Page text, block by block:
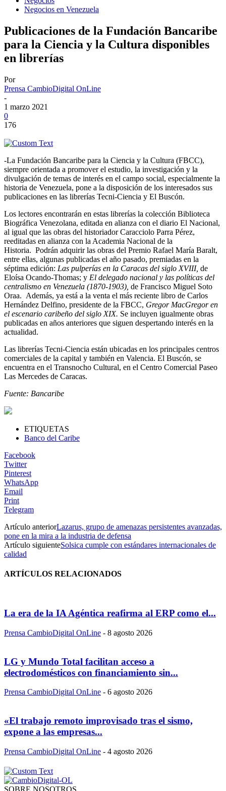
Negocios en Venezuela
Publicaciones de la Fundación Bancaribe
para la Ciencia y la Cultura disponibles
en librerías
Por
Prensa CambioDigital OnLine
-
1 marzo 2021
0
176
-La Fundación Bancaribe para la Ciencia y la Cultura (FBCC),
siempre orientada a promover el estudio, la investigación y la
divulgación de temas de interés en el campo social, especialmente la
historia de Venezuela, pone a la disposición de los interesados sus
publicaciones en las librerías Tecni-Ciencia y El Buscón.
Los lectores encontrarán en estas librerías la colección Biblioteca
Biográfica Venezolana, editada en alianza con el diario El Nacional,
al igual que las obras del historiador Caracciolo Parra Pérez,
reeditadas en alianza con la Academia Nacional de la
Historia. Podrán adquirir las obras del Premio Rafael María Baralt,
entre ellas, algunas publicadas el año pasado, premiadas en la
séptima edición: Las pulperías en la Caracas del siglo XVIII, de
Eloísa Ocando-Thomas; y El delegado nacional y las políticas del
centralismo en Venezuela (1870-1903), de Francisco Miguel Soto
Oraa. Además, ya está a la venta el más reciente libro de Carlos
Hernández Delfino, presidente de la FBCC, Gregor MacGregor en
el escenario caribeño del siglo XIX. Se incluyen igualmente obras
publicadas en años anteriores que siguen despertando interés en la
actualidad.
Las librerías Tecni-Ciencia están ubicadas en los principales centros
comerciales de la capital y también en Valencia. El Buscón, se
encuentra en el Transnocho Cultural, en el Centro Comercial Paseo
Las Mercedes de Caracas.
Fuente: Bancaribe
ETIQUETAS
Banco del Caribe
Facebook
Twitter
Pinterest
WhatsApp
Email
Print
Telegram
Artículo anteriorLazarus, grupo de amenazas persistentes avanzadas,
pone en la mira a la industria de defensa
Artículo siguienteSolsica cumple con estándares internacionales de
calidad
ARTÍCULOS RELACIONADOS
La era de la IA Agéntica reafirma al ERP como el...
Prensa CambioDigital OnLine - 8 agosto 2026
LG y Mundo Total facilitan acceso a
electrodomésticos con financiamiento sin...
Prensa CambioDigital OnLine - 6 agosto 2026
«El trabajo remoto improvisado tras el sismo,
expone a las empresas...
Prensa CambioDigital OnLine - 4 agosto 2026
SOBRE NOSOTROS